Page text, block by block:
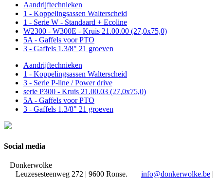
Aandrijftechnieken
1 - Koppelingsassen Walterscheid
1 - Serie W - Standaard + Ecoline
W2300 - W300E - Kruis 21.00.00 (27,0x75,0)
5A - Gaffels voor PTO
3 - Gaffels 1.3/8" 21 groeven
Aandrijftechnieken
1 - Koppelingsassen Walterscheid
3 - Serie P-line / Power drive
serie P300 - Kruis 21.00.03 (27,0x75,0)
5A - Gaffels voor PTO
3 - Gaffels 1.3/8" 21 groeven
Social media
Donkerwolke
Leuzesesteenweg 272 | 9600 Ronse.
info@donkerwolke.be |